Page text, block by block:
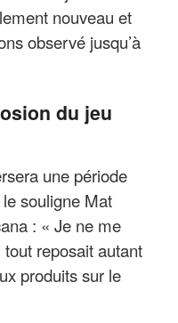
nouveau et
observé jusqu’à
du jeu
une période
souligne Mat
: « Je ne me
tout reposait autant
produits sur le